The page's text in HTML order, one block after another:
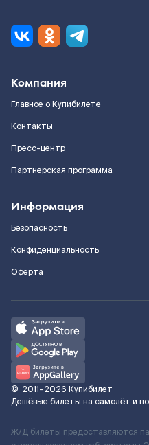
Компания
Главное о Купибилете
Контакты
Пресс-центр
Партнерская программа
Информация
Безопасность
Конфиденциальность
Оферта
© 2011–2026 Купибилет
Дешёвые билеты на самолёт и
Ж/Д билеты предоставляются